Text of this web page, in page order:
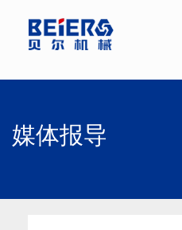
媒体报导